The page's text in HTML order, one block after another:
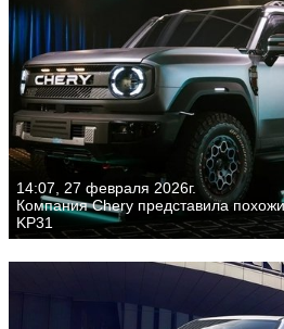
14:07, 27 февраля 2026г.
Компания Chery представила
KP31